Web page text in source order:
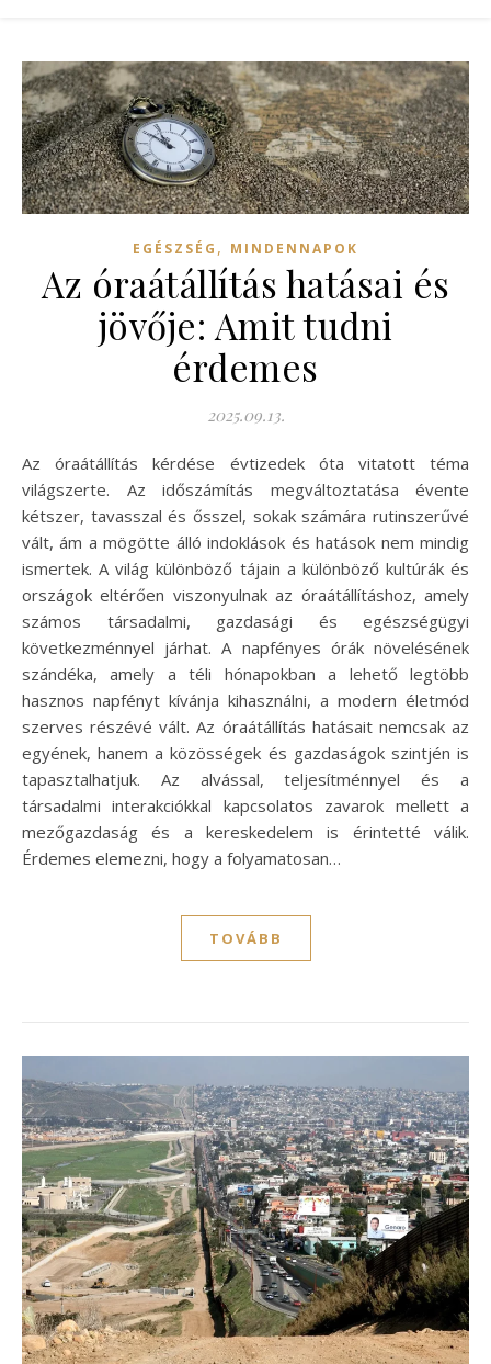
EGÉSZSÉG , MINDENNAPOK
Az óraátállítás hatásai és
jövője: Amit tudni
érdemes
2025.09.13.
Az óraátállítás kérdése évtizedek óta vitatott téma
világszerte. Az időszámítás megváltoztatása évente
kétszer, tavasszal és ősszel, sokak számára rutinszerűvé
vált, ám a mögötte álló indoklások és hatások nem mindig
ismertek. A világ különböző tájain a különböző kultúrák és
országok eltérően viszonyulnak az óraátállításhoz, amely
számos társadalmi, gazdasági és egészségügyi
következménnyel járhat. A napfényes órák növelésének
szándéka, amely a téli hónapokban a lehető legtöbb
hasznos napfényt kívánja kihasználni, a modern életmód
szerves részévé vált. Az óraátállítás hatásait nemcsak az
egyének, hanem a közösségek és gazdaságok szintjén is
tapasztalhatjuk. Az alvással, teljesítménnyel és a
társadalmi interakciókkal kapcsolatos zavarok mellett a
mezőgazdaság és a kereskedelem is érintetté válik.
Érdemes elemezni, hogy a folyamatosan…
TOVÁBB